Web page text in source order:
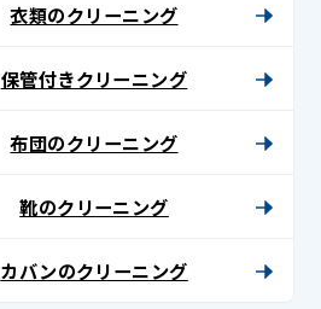
衣類のクリーニング
保管付きクリーニング
布団のクリーニング
靴のクリーニング
カバンのクリーニング